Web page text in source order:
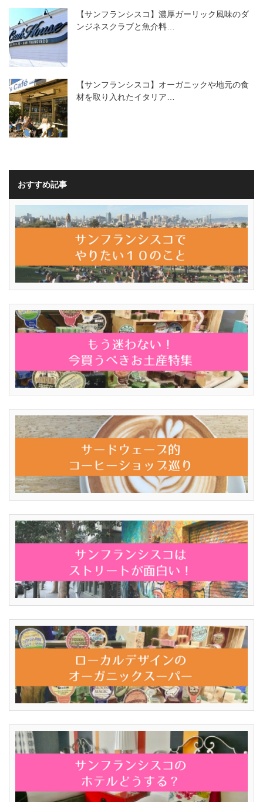
【サンフランシスコ】濃厚ガーリック風味のダ
ンジネスクラブと魚介料…
【サンフランシスコ】オーガニックや地元の食
材を取り入れたイタリア…
おすすめ記事